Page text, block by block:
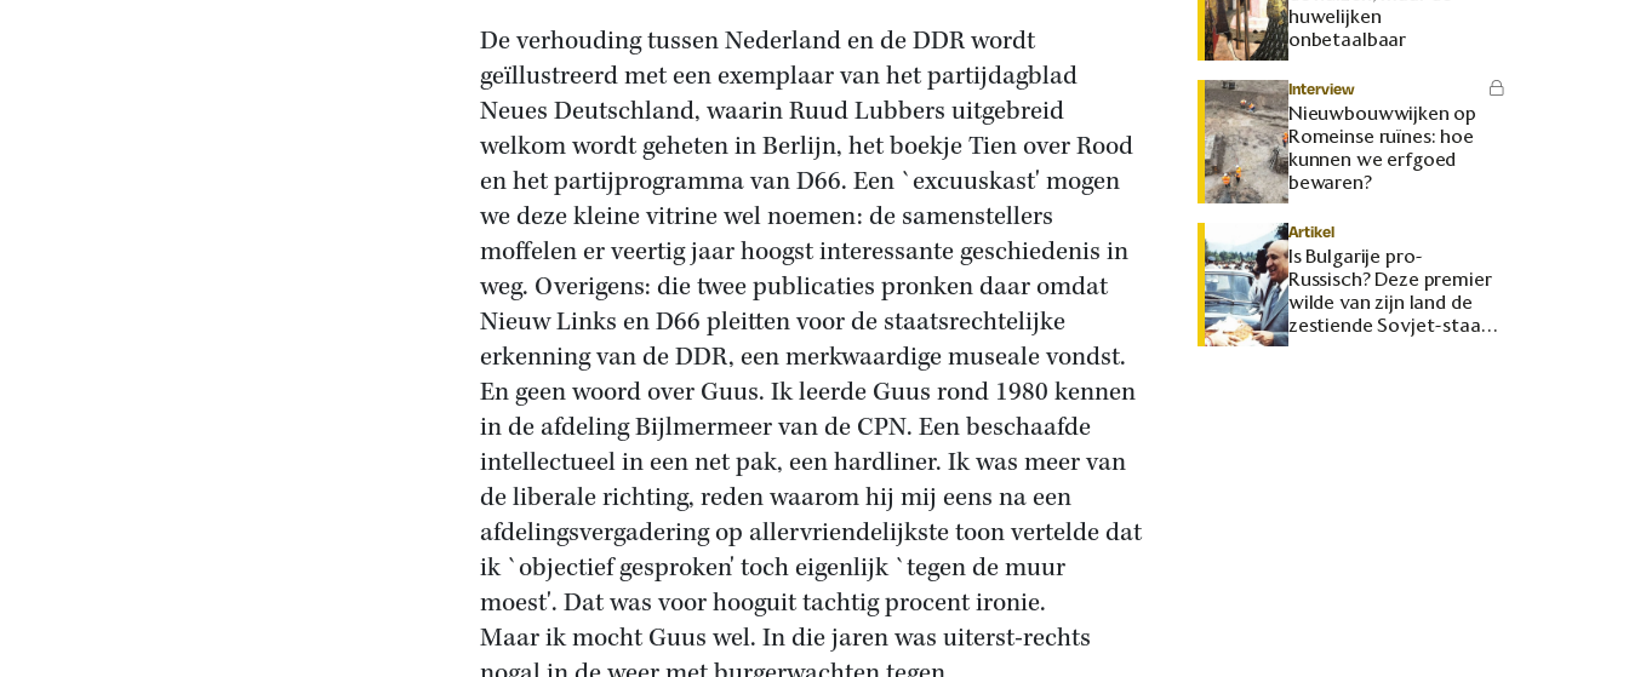
De verhouding tussen Nederland en de DDR wordt
geïllustreerd met een exemplaar van het partijdagblad
Neues Deutschland, waarin Ruud Lubbers uitgebreid
welkom wordt geheten in Berlijn, het boekje Tien over Rood
en het partijprogramma van D66. Een `excuuskast' mogen
we deze kleine vitrine wel noemen: de samenstellers
moffelen er veertig jaar hoogst interessante geschiedenis in
weg. Overigens: die twee publicaties pronken daar omdat
Nieuw Links en D66 pleitten voor de staatsrechtelijke
erkenning van de DDR, een merkwaardige museale vondst.
En geen woord over Guus. Ik leerde Guus rond 1980 kennen
in de afdeling Bijlmermeer van de CPN. Een beschaafde
intellectueel in een net pak, een hardliner. Ik was meer van
de liberale richting, reden waarom hij mij eens na een
afdelingsvergadering op allervriendelijkste toon vertelde dat
ik `objectief gesproken' toch eigenlijk `tegen de muur
moest'. Dat was voor hooguit tachtig procent ironie.
Maar ik mocht Guus wel. In die jaren was uiterst-rechts
huwelijken
onbetaalbaar
Interview
Nieuwbouwwijken op
Romeinse ruïnes: hoe
kunnen we erfgoed
bewaren?
Artikel
Is Bulgarije pro-
Russisch? Deze premier
wilde van zijn land de
zestiende Sovjet-staat
maken